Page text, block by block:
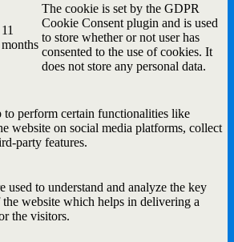
11
months
The cookie is set by the GDPR
Cookie Consent plugin and is used
to store whether or not user has
consented to the use of cookies. It
does not store any personal data.
to perform certain functionalities like
website on social media platforms, collect
party features.
used to understand and analyze the key
website which helps in delivering a
the visitors.